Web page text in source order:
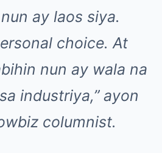
ay laos siya.
choice. At
nun ay wala na
industriya,”ayon
columnist.